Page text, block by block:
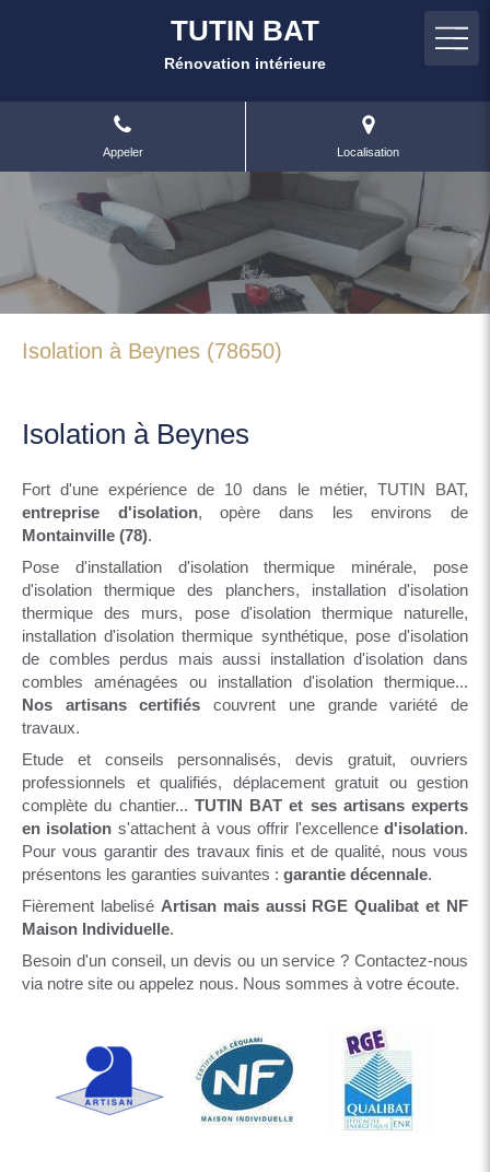
TUTIN BAT
Rénovation intérieure
Appeler Localisation
Isolation à Beynes (78650)
Isolation à Beynes
Fort d'une expérience de 10 dans le métier, TUTIN BAT,
entreprise d'isolation, opère dans les environs de
Montainville (78).
Pose d'installation d'isolation thermique minérale, pose
d'isolation thermique des planchers, installation d'isolation
thermique des murs, pose d'isolation thermique naturelle,
installation d'isolation thermique synthétique, pose d'isolation
de combles perdus mais aussi installation d'isolation dans
combles aménagées ou installation d'isolation thermique...
Nos artisans certifiés couvrent une grande variété de
travaux.
Etude et conseils personnalisés, devis gratuit, ouvriers
professionnels et qualifiés, déplacement gratuit ou gestion
complète du chantier... TUTIN BAT et ses artisans experts
en isolation s'attachent à vous offrir l'excellenced'isolation.
Pour vous garantir des travaux finis et de qualité, nous vous
présentons les garanties suivantes : garantie décennale.
Fièrement labelisé Artisan mais aussi RGE Qualibat et NF
Maison Individuelle.
Besoin d'un conseil, un devis ou un service ? Contactez-nous
via notre site ou appelez nous. Nous sommes à votre écoute.